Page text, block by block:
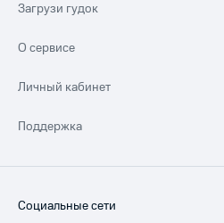
Загрузи гудок
О сервисе
Личный кабинет
Поддержка
Социальные сети